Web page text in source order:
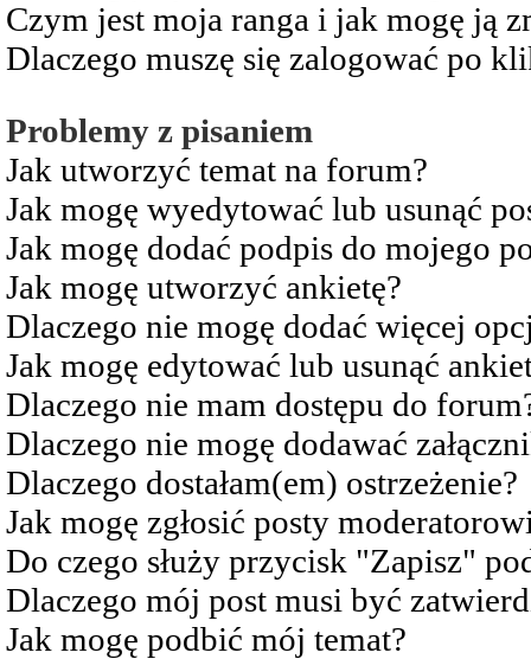
Czym jest moja ranga i jak mogę ją
Dlaczego muszę się zalogować po
Problemy z pisaniem
Jak utworzyć temat na forum?
Jak mogę wyedytować lub usunąć
Jak mogę dodać podpis do mojego
Jak mogę utworzyć ankietę?
Dlaczego nie mogę dodać więcej
Jak mogę edytować lub usunąć
Dlaczego nie mam dostępu do
Dlaczego nie mogę dodawać
Dlaczego dostałam(em) ostrzeżenie?
Jak mogę zgłosić posty
Do czego służy przycisk "Zapisz"
Dlaczego mój post musi być
Jak mogę podbić mój temat?